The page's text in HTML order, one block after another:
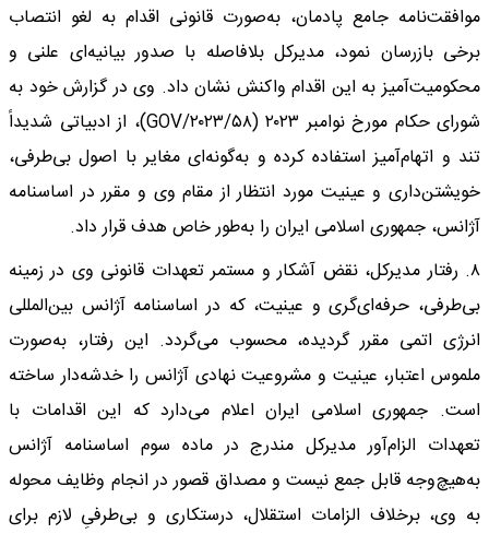
موافقت‌نامه جامع پادمان، به‌صورت قانونی اقدام به لغو انتصاب
برخی بازرسان نمود، مدیرکل بلافاصله با صدور بیانیه‌ای علنی و
محکومیت‌آمیز به این اقدام واکنش نشان داد. وی در گزارش خود به
شورای حکام مورخ نوامبر ۲۰۲۳ (GOV/۲۰۲۳/۵۸)، از ادبیاتی شدیداً
تند و اتهام‌آمیز استفاده کرده و به‌گونه‌ای مغایر با اصول بی‌طرفی،
خویشتن‌داری و عینیت مورد انتظار از مقام وی و مقرر در اساسنامه
آژانس، جمهوری اسلامی ایران را به‌طور خاص هدف قرار داد.
۸. رفتار مدیرکل، نقض آشکار و مستمر تعهدات قانونی وی در زمینه
بی‌طرفی، حرفه‌ای‌گری و عینیت، که در اساسنامه آژانس بین‌المللی
انرژی اتمی مقرر گردیده، محسوب می‌گردد. این رفتار، به‌صورت
ملموس اعتبار، عینیت و مشروعیت نهادی آژانس را خدشه‌دار ساخته
است. جمهوری اسلامی ایران اعلام می‌دارد که این اقدامات با
تعهدات الزام‌آور مدیرکل مندرج در ماده سوم اساسنامه آژانس
به‌هیچ‌وجه قابل جمع نیست و مصداق قصور در انجام وظایف محوله
به وی، برخلاف الزامات استقلال، درستکاری و بی‌طرفیِ لازم برای